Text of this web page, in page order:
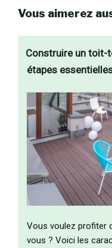
Vous aimerez
Construire un toit-
étapes
Vous voulez profiter
vous ? Voici les